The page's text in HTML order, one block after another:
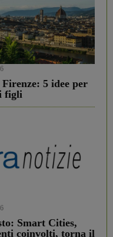
5 idee per
figli
Smart Cities,
coinvolti, torna il